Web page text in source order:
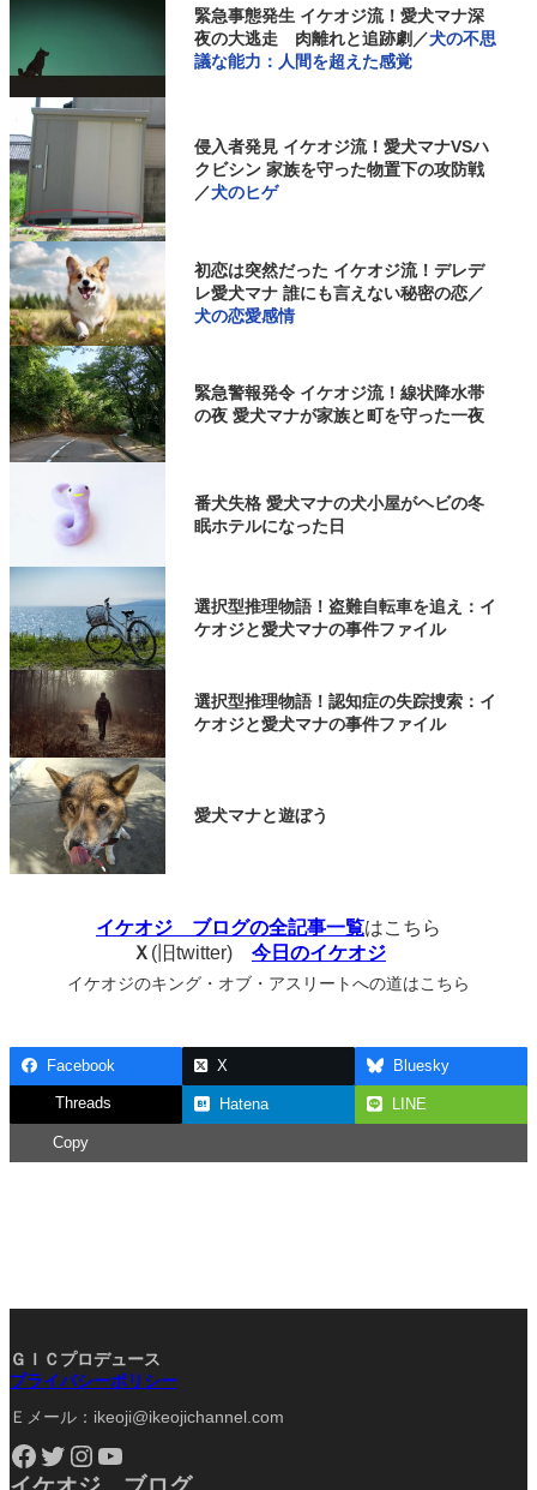
緊急事態発生 イケオジ流！愛犬マナ深
夜の大逃走 肉離れと追跡劇／犬の不思
議な能力：人間を超えた感覚
侵入者発見 イケオジ流！愛犬マナVSハ
クビシン 家族を守った物置下の攻防戦
／犬のヒゲ
初恋は突然だった イケオジ流！デレデ
レ愛犬マナ 誰にも言えない秘密の恋／
犬の恋愛感情
緊急警報発令 イケオジ流！線状降水帯
の夜 愛犬マナが家族と町を守った一夜
番犬失格 愛犬マナの犬小屋がヘビの冬
眠ホテルになった日
選択型推理物語！盗難自転車を追え：イ
ケオジと愛犬マナの事件ファイル
選択型推理物語！認知症の失踪捜索：イ
ケオジと愛犬マナの事件ファイル
愛犬マナと遊ぼう
イケオジ ブログの全記事一覧はこちら
Ｘ (旧twitter) 今日のイケオジ
イケオジのキング・オブ・アスリートへの道はこちら
Facebook X Bluesky
Threads Hatena LINE
Copy
ＧＩＣプロデュース
プライバシーポリシー
Ｅメール：ikeoji@ikeojichannel.com
Facebook Twitter Instagram YouTube